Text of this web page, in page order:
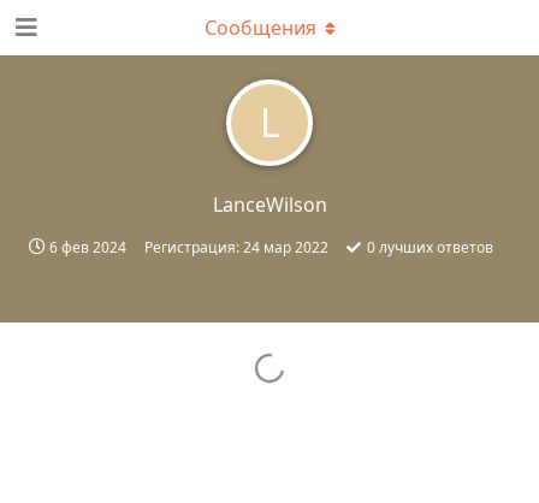
L
LanceWilson
6 фев 2024 Регистрация:24 мар 2022 0лучших ответов
Сообщения